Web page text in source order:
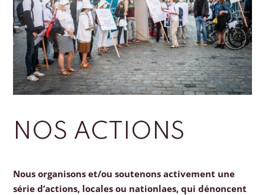
NOS ACTIONS
Nous organisons et/ou soutenons activement une
série d’actions, locales ou nationlaes, qui dénoncent